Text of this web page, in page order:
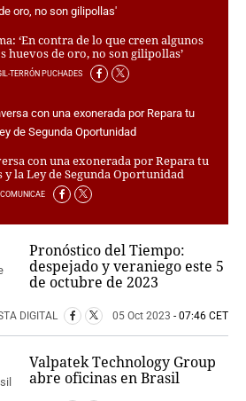
‘En contra de lo que creen algunos
huevos de oro, no son gilipollas’
TERRÓN PUCHADES
con una exonerada por Repara tu
y la Ley de Segunda Oportunidad
COMUNICAE
Pronóstico del Tiempo:
despejado y veraniego este 5
de octubre de 2023
DIGITAL 05 Oct 2023 - 07:46 CET
Valpatek Technology Group
abre oficinas en Brasil